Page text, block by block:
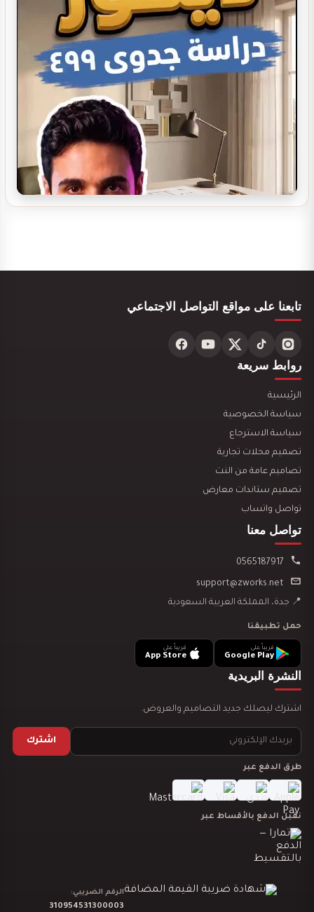
تصميم ديكور مطعم مندي عصري يجذب الزبائن…
تصميم ديكور كوفي شوب مودرن | أفكار…
تصميم ديكور مكتبة وقرطاسية يجذب العملاء ويزيد…
تصميم ديكور مطعم مندي يجذب العملاء ويرفع…
تصميم ديكور مطعم بروست يجذب العملاء ويرفع…
تصميم ديكور مطعم شاورما يجذب العملاء ويرفع…
تابعنا على مواقع التواصل الاجتماعي
روابط سريعة
الرئيسية
سياسة الخصوصية
سياسة الاسترجاع
تصميم محلات تجارية
تصاميم عامة من النت
تصميم ستاندات معارض
تواصل واتساب
تواصل معنا
📍 جدة، المملكة العربية السعودية
حمل تطبيقنا
قريباً على
Google Play
قريباً على
App Store
النشرة البريدية
اشترك ليصلك جديد التصاميم والعروض.
اشترك
طرق الدفع عبر
نقبل الدفع بالأقساط عبر
الرقم الضريبي:
310954531300003